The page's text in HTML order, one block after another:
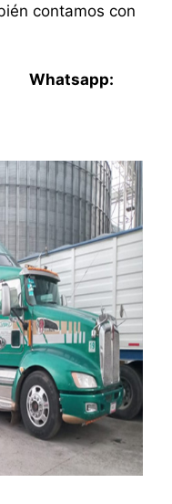
contamos con
Whatsapp: